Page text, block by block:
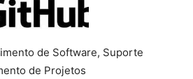
de Software, Suporte
de Projetos